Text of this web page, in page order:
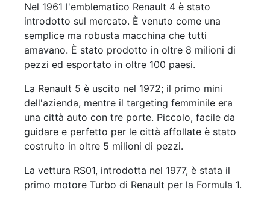
Nel 1961 l'emblematico Renault 4 è stato
introdotto sul mercato. È venuto come una
semplice ma robusta macchina che tutti
amavano. È stato prodotto in oltre 8 milioni di
pezzi ed esportato in oltre 100 paesi.
La Renault 5 è uscito nel 1972; il primo mini
dell'azienda, mentre il targeting femminile era
una città auto con tre porte. Piccolo, facile da
guidare e perfetto per le città affollate è stato
costruito in oltre 5 milioni di pezzi.
La vettura RS01, introdotta nel 1977, è stata il
primo motore Turbo di Renault per la Formula 1.